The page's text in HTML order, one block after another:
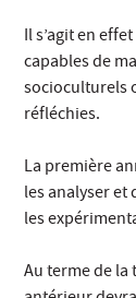
Il s’agit en
capables de
socioculturels
réfléchies.
La première
les analyser
les
Au terme de la